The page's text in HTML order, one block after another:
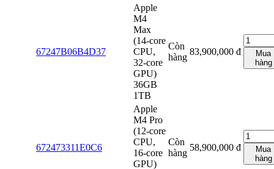
67247B06B4D37
Apple
M4
Max
(14‑core
CPU,
32‑core
GPU)
36GB
1TB
Còn
hàng
83,900,000 đ
Mua
hàng
672473311E0C6
Apple
M4 Pro
(12‑core
CPU,
16‑core
GPU)
Còn
hàng
58,900,000 đ
Mua
hàng